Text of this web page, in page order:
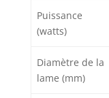
Puissance
(watts)
Diamètre de la
lame (mm)